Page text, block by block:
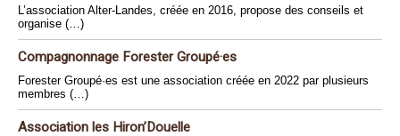
L’association Alter-Landes, créée en 2016, propose des conseils et
organise (…)
Compagnonnage Forester Groupé·es
Forester Groupé·es est une association créée en 2022 par plusieurs
membres (…)
Association les Hiron’Douelle